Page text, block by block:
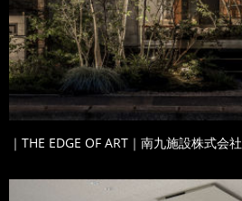
｜THE EDGE OF ART｜南九施設株式会社